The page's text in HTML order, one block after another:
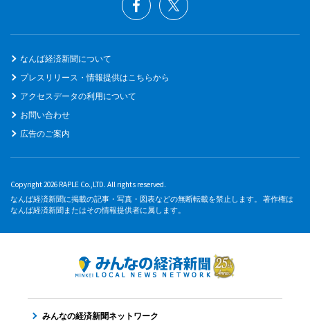
なんば経済新聞について
プレスリリース・情報提供はこちらから
アクセスデータの利用について
お問い合わせ
広告のご案内
Copyright 2026 RAPLE Co.,LTD. All rights reserved.
なんば経済新聞に掲載の記事・写真・図表などの無断転載を禁止します。 著作権は
なんば経済新聞またはその情報提供者に属します。
みんなの経済新聞ネットワーク